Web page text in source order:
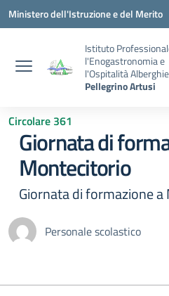
Vai ai contenuti
Vai al menu di navigazione
Vai al footer
Ministero dell'Istruzione e del Merito
Istituto
l'Enogastronomia e
l'Ospitalità
Pellegrino Artusi
Circolare 361
Giornata di
Montecitorio
Giornata di formazione
Personale scolastico